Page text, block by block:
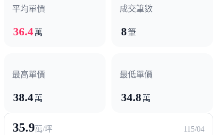
平均單價
36.4 萬
成交筆數
8筆
最高單價
38.4 萬
最低單價
34.8 萬
35.9萬/坪 115/04